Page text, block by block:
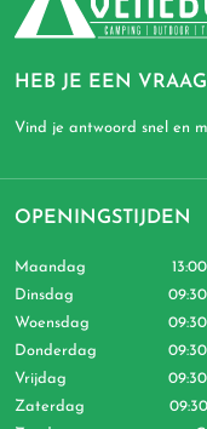
HEB JE EEN
Vind je antwoord snel en
OPENINGSTIJDEN
Maandag
Dinsdag
Woensdag
Donderdag
Vrijdag
Zaterdag